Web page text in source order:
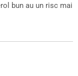
bun au un risc mai